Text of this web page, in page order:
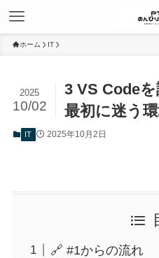
ホーム IT
3 VS Code
最初に迷う環
2025
10/02
IT 2025年10月2日
🔗 #1からの流れ